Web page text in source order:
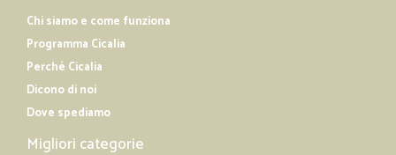
Chi siamo e come funziona
Programma Cicalia
Perché Cicalia
Dicono di noi
Dove spediamo
Migliori categorie